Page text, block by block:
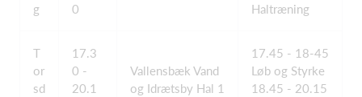
g
0
Haltræning
T
or
sd
17.3
0 -
20.1
Vallensbæk Vand
og Idrætsby Hal 1
17.45 - 18-45
Løb og Styrke
18.45 - 20.15